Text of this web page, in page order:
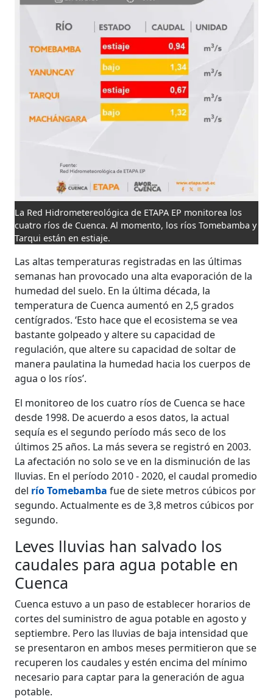
La Red Hidrometereológica de ETAPA EP monitorea los
cuatro ríos de Cuenca. Al momento, los ríos Tomebamba y
Tarqui están en estiaje.
Las altas temperaturas registradas en las últimas
semanas han provocado una alta evaporación de la
humedad del suelo. En la última década, la
temperatura de Cuenca aumentó en 2,5 grados
centígrados. ‘Esto hace que el ecosistema se vea
bastante golpeado y altere su capacidad de
regulación, que altere su capacidad de soltar de
manera paulatina la humedad hacia los cuerpos de
agua o los ríos’.
El monitoreo de los cuatro ríos de Cuenca se hace
desde 1998. De acuerdo a esos datos, la actual
sequía es el segundo período más seco de los
últimos 25 años. La más severa se registró en 2003.
La afectación no solo se ve en la disminución de las
lluvias. En el período 2010 - 2020, el caudal promedio
del río Tomebamba fue de siete metros cúbicos por
segundo. Actualmente es de 3,8 metros cúbicos por
segundo.
Leves lluvias han salvado los
caudales para agua potable en
Cuenca
Cuenca estuvo a un paso de establecer horarios de
cortes del suministro de agua potable en agosto y
septiembre. Pero las lluvias de baja intensidad que
se presentaron en ambos meses permitieron que se
recuperen los caudales y estén encima del mínimo
necesario para captar para la generación de agua
potable.